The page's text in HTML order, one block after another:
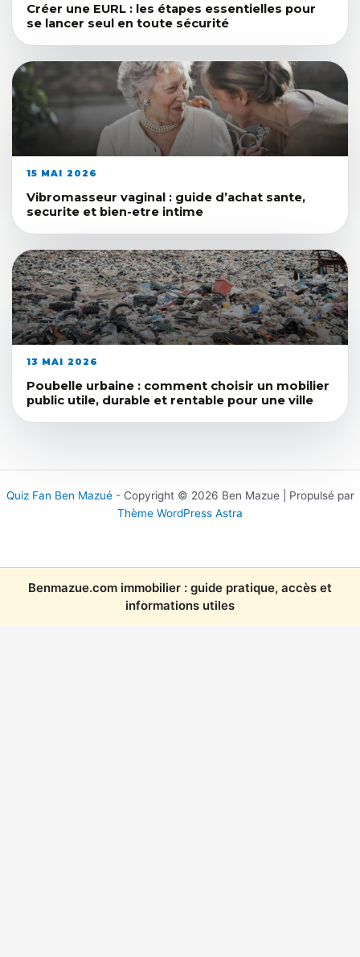
Créer une EURL : les étapes essentielles pour
se lancer seul en toute sécurité
15 MAI 2026
Vibromasseur vaginal : guide d’achat sante,
securite et bien-etre intime
13 MAI 2026
Poubelle urbaine : comment choisir un mobilier
public utile, durable et rentable pour une ville
Quiz Fan Ben Mazué- Copyright © 2026 Ben Mazue | Propulsé par
Thème WordPress Astra
Benmazue.com immobilier : guide pratique, accès et
informations utiles